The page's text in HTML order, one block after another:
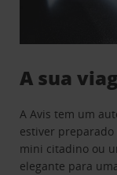
A sua
A Avis tem um
estiver
mini citadino ou
elegante para